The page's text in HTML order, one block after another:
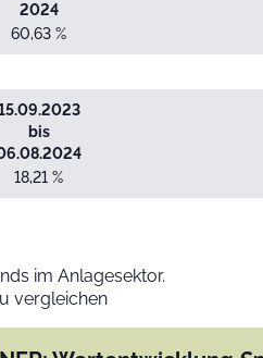
2024
60,63 %
bis
18,21 %
im Anlagesektor.
vergleichen